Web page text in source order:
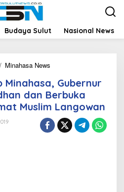
Budaya Sulut Nasional News
/ Minahasa News
r
s
a
m
a
P
Minahasa, Gubernur
dan Berbuka
Muslim Langowan